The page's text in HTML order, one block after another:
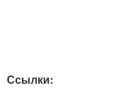
Ссылки: